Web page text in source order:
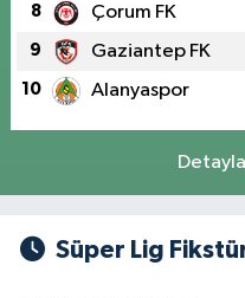
8 Çorum FK
9 Gaziantep FK
10 Alanyaspor
Süper Lig